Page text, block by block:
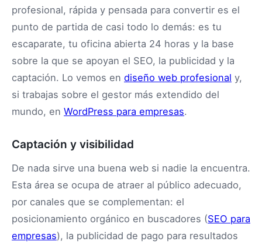
profesional, rápida y pensada para convertir es el
punto de partida de casi todo lo demás: es tu
escaparate, tu oficina abierta 24 horas y la base
sobre la que se apoyan el SEO, la publicidad y la
captación. Lo vemos en diseño web profesional y,
si trabajas sobre el gestor más extendido del
mundo, en WordPress para empresas.
Captación y visibilidad
De nada sirve una buena web si nadie la encuentra.
Esta área se ocupa de atraer al público adecuado,
por canales que se complementan: el
posicionamiento orgánico en buscadores (SEO para
empresas), la publicidad de pago para resultados